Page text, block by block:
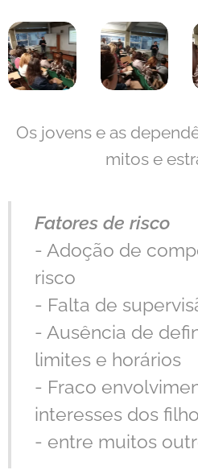
Os jovens e as
mitos e
Fatores de risco
- Adoção de
risco
- Falta de
- Ausência de
limites e horários
- Fraco
interesses dos
- entre muitos